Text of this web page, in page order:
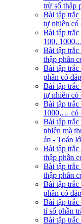
trừ số thập
Bài tập
tự nhiên có
Bài tập
100,
Bài tập
thập phân
Bài tập trắc
phân có
Bài tập trắc
tự nhiên có
Bài tập trắc
1000,… có
Bài tập
nhiên mà
án - Toán
Bài tập
thập phân
Bài tập trắc
thập phân
Bài tập
phân có
Bài tập
tỉ số phần
Bài tập